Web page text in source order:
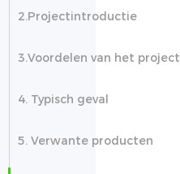
2.Projectintroductie
3.Voordelen van het project
4. Typisch geval
5. Verwante producten